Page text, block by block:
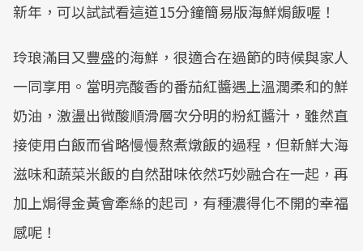
新年，可以試試看這道15分鐘簡易版海鮮焗飯喔！
玲琅滿目又豐盛的海鮮，很適合在過節的時候與家人
一同享用。當明亮酸香的番茄紅醬遇上溫潤柔和的鮮
奶油，激盪出微酸順滑層次分明的粉紅醬汁，雖然直
接使用白飯而省略慢慢熬煮燉飯的過程，但新鮮大海
滋味和蔬菜米飯的自然甜味依然巧妙融合在一起，再
加上焗得金黃會牽絲的起司，有種濃得化不開的幸福
感呢！